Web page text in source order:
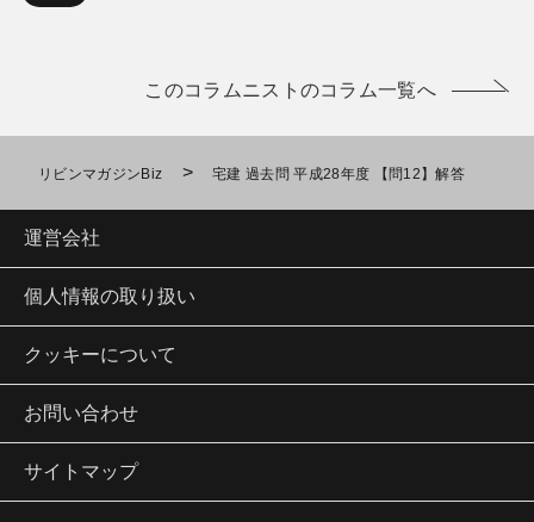
このコラムニストのコラム一覧へ
リビンマガジンBiz > 宅建 過去問 平成28年度 【問12】解答
運営会社
個人情報の取り扱い
クッキーについて
お問い合わせ
サイトマップ